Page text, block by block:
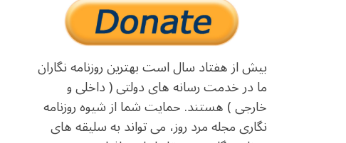
بیش از هفتاد سال است بهترین روزنامه نگاران
ما در خدمت رسانه های دولتی ( داخلی و
خارجی ) هستند. حمایت شما از شیوه روزنامه
نگاری مجله مرد روز، می تواند به سلیقه های